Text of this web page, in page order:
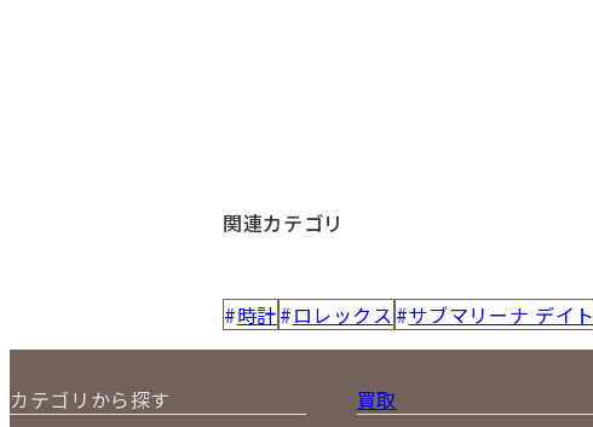
関連カテゴリ
時計 ロレックス サブマリーナ デイト
カテゴリから探す
買取